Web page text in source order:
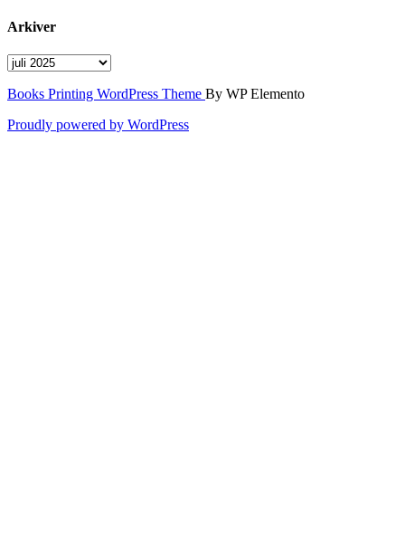
Arkiver
Arkiver
Books Printing WordPress Theme By WP Elemento
Proudly powered by WordPress